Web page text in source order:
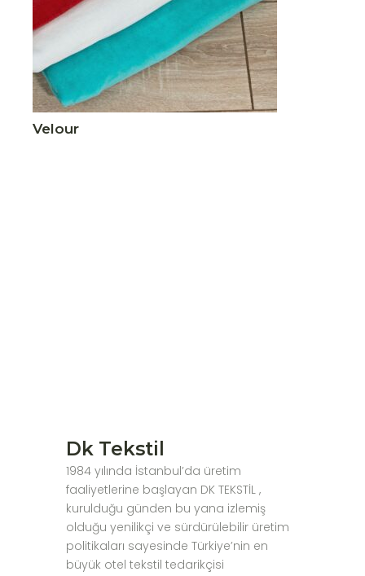
Velour
Dk Tekstil
1984 yılında İstanbul’da üretim
faaliyetlerine başlayan DK TEKSTİL ,
kurulduğu günden bu yana izlemiş
olduğu yenilikçi ve sürdürülebilir üretim
politikaları sayesinde Türkiye’nin en
büyük otel tekstil tedarikçisi